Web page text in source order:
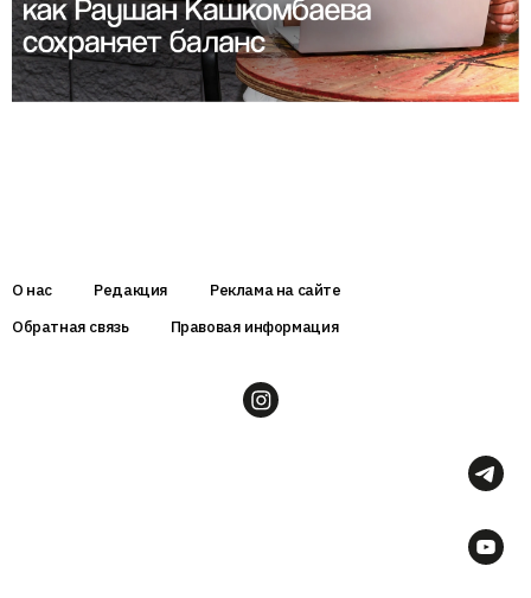
О нас Редакция
Реклама на сайте
Обратная связь
Правовая информация